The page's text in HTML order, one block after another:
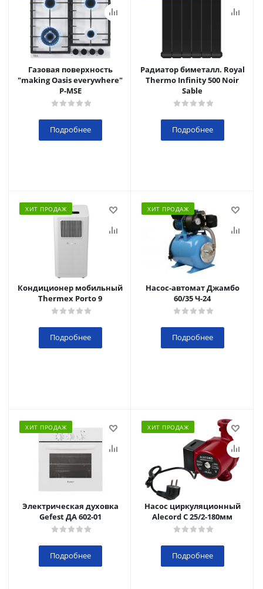
Газовая поверхность
"making Oasis everywhere"
P-MSE
Подробнее
Радиатор биметалл. Royal
Thermo Infinity 500 Noir
Sable
Подробнее
ХИТ ПРОДАЖ
Кондиционер мобильный
Thermex Porto 9
Подробнее
ХИТ ПРОДАЖ
Насос-автомат Джамбо
60/35 Ч-24
Подробнее
ХИТ ПРОДАЖ
Электрическая духовка
Gefest ДА 602-01
Подробнее
ХИТ ПРОДАЖ
Насос циркуляционный
Alecord C 25/2-180мм
Подробнее